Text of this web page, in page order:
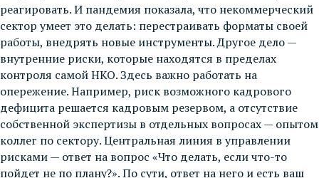
реагировать. И пандемия показала, что некоммерческий
сектор умеет это делать: перестраивать форматы своей
работы, внедрять новые инструменты. Другое дело —
внутренние риски, которые находятся в пределах
контроля самой НКО. Здесь важно работать на
опережение. Например, риск возможного кадрового
дефицита решается кадровым резервом, а отсутствие
собственной экспертизы в отдельных вопросах — опытом
коллег по сектору. Центральная линия в управлении
рисками — ответ на вопрос «Что делать, если что-то
пойдет не по плану?». По сути, ответ на него и есть ваш